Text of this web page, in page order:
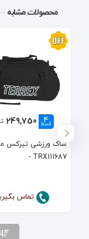
محصولات مشابه
4
قسط 249,750
- TRX111687
تماس
نمایش محصولات مشابه بیشتر